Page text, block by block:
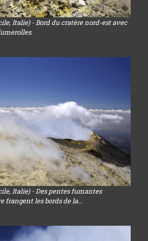
Italie) - Bord du cratère nord-est avec
Italie) - Des pentes fumantes
frangent les bords de la...